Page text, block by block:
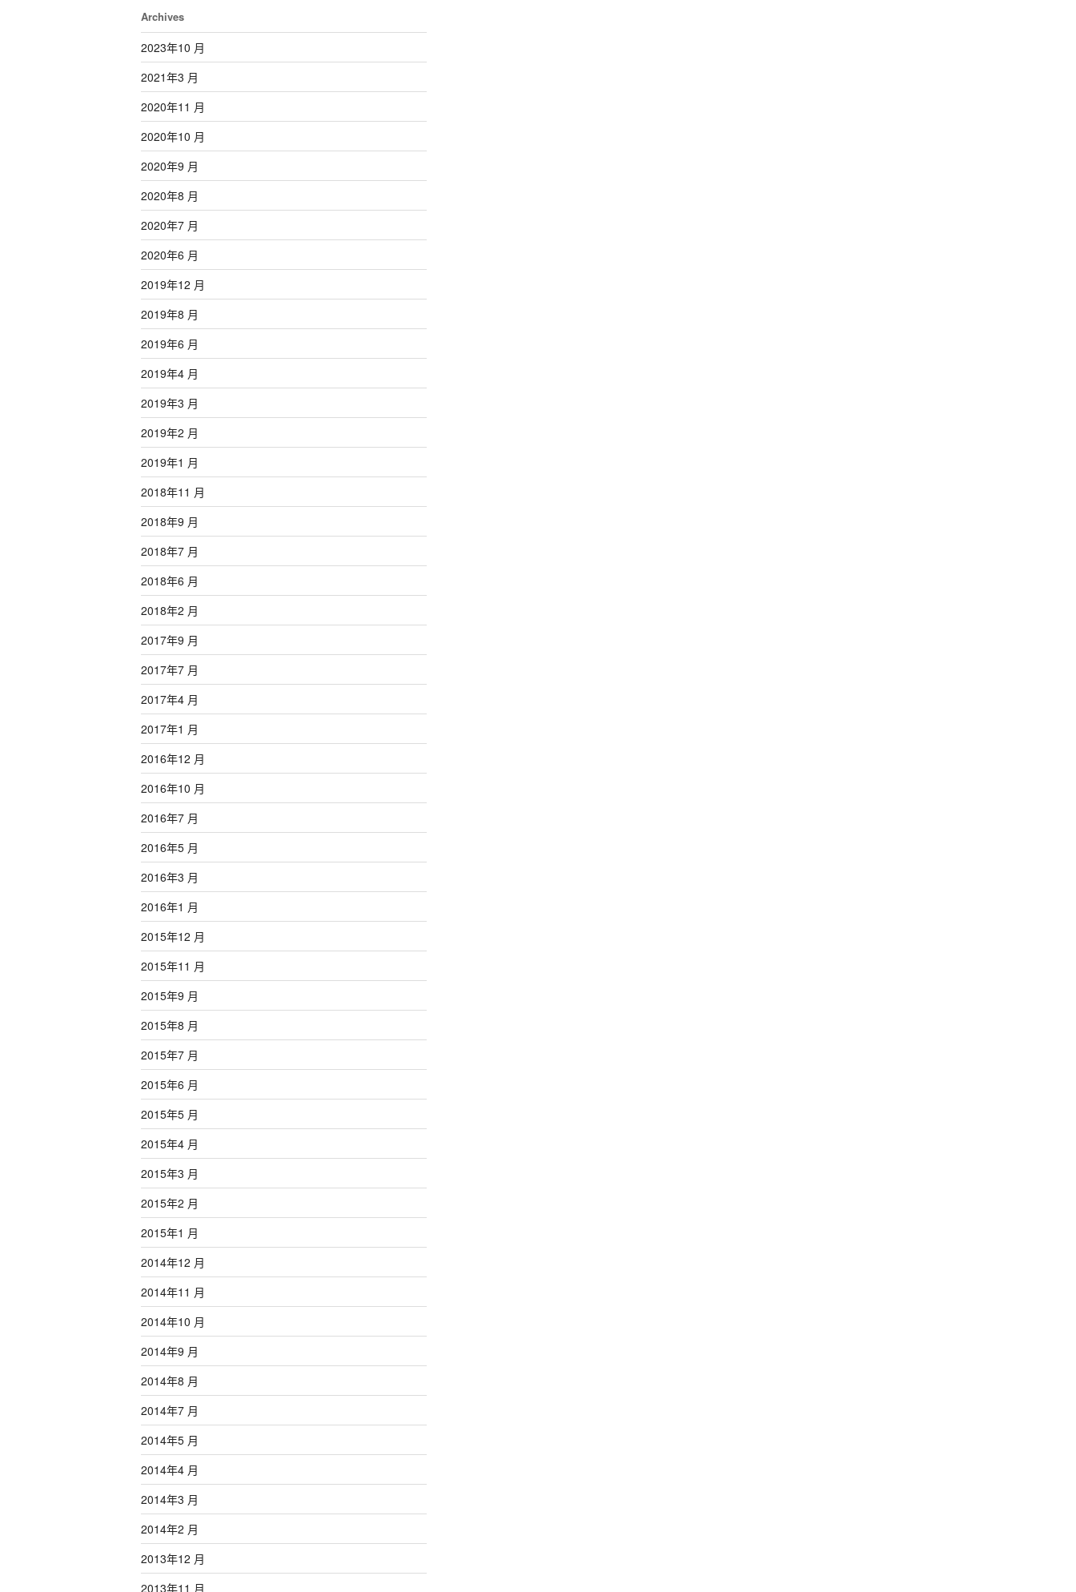
Archives
2023年10 月
2021年3 月
2020年11 月
2020年10 月
2020年9 月
2020年8 月
2020年7 月
2020年6 月
2019年12 月
2019年8 月
2019年6 月
2019年4 月
2019年3 月
2019年2 月
2019年1 月
2018年11 月
2018年9 月
2018年7 月
2018年6 月
2018年2 月
2017年9 月
2017年7 月
2017年4 月
2017年1 月
2016年12 月
2016年10 月
2016年7 月
2016年5 月
2016年3 月
2016年1 月
2015年12 月
2015年11 月
2015年9 月
2015年8 月
2015年7 月
2015年6 月
2015年5 月
2015年4 月
2015年3 月
2015年2 月
2015年1 月
2014年12 月
2014年11 月
2014年10 月
2014年9 月
2014年8 月
2014年7 月
2014年5 月
2014年4 月
2014年3 月
2014年2 月
2013年12 月
2013年11 月